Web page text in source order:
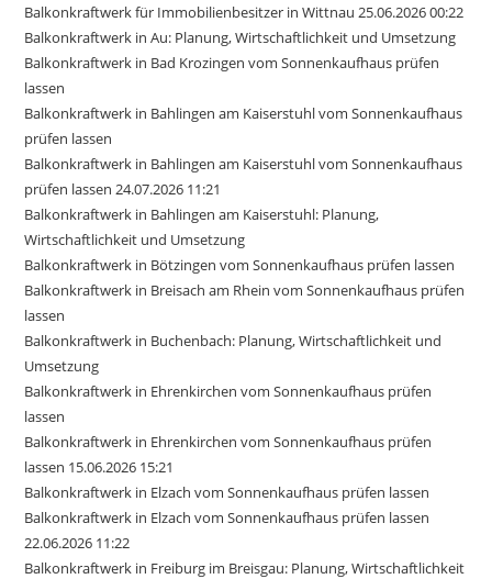
Balkonkraftwerk für Immobilienbesitzer in Wittnau 25.06.2026 00:22
Balkonkraftwerk in Au: Planung, Wirtschaftlichkeit und Umsetzung
Balkonkraftwerk in Bad Krozingen vom Sonnenkaufhaus prüfen
lassen
Balkonkraftwerk in Bahlingen am Kaiserstuhl vom Sonnenkaufhaus
prüfen lassen
Balkonkraftwerk in Bahlingen am Kaiserstuhl vom Sonnenkaufhaus
prüfen lassen 24.07.2026 11:21
Balkonkraftwerk in Bahlingen am Kaiserstuhl: Planung,
Wirtschaftlichkeit und Umsetzung
Balkonkraftwerk in Bötzingen vom Sonnenkaufhaus prüfen lassen
Balkonkraftwerk in Breisach am Rhein vom Sonnenkaufhaus prüfen
lassen
Balkonkraftwerk in Buchenbach: Planung, Wirtschaftlichkeit und
Umsetzung
Balkonkraftwerk in Ehrenkirchen vom Sonnenkaufhaus prüfen
lassen
Balkonkraftwerk in Ehrenkirchen vom Sonnenkaufhaus prüfen
lassen 15.06.2026 15:21
Balkonkraftwerk in Elzach vom Sonnenkaufhaus prüfen lassen
Balkonkraftwerk in Elzach vom Sonnenkaufhaus prüfen lassen
22.06.2026 11:22
Balkonkraftwerk in Freiburg im Breisgau: Planung, Wirtschaftlichkeit